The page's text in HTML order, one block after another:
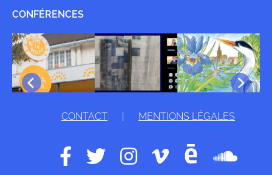
CONFÉRENCES
CONTACT MENTIONS LÉGALES